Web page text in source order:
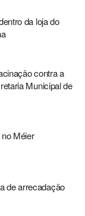
da loja do
contra a
Municipal de
Méier
de arrecadação